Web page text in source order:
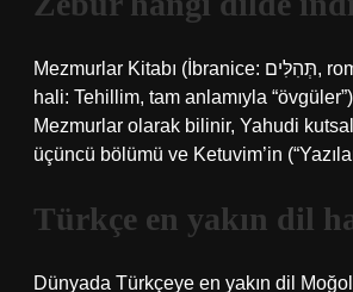
Mezmurlar Kitabı (İbranice: תְּהִלִּים‎, romanize edilmiş
hali: Tehillim, tam anlamıyla
Mezmurlar olarak bilinir, Yahudi kutsal
üçüncü bölümü ve Ketuvim’in
Türkçe en yakın dil
Dünyada Türkçeye en yakın dil